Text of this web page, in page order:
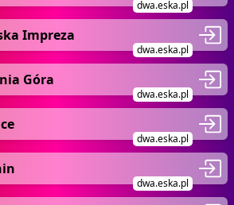
dwa.eska.pl
Impreza
dwa.eska.pl
Góra
dwa.eska.pl
dwa.eska.pl
dwa.eska.pl